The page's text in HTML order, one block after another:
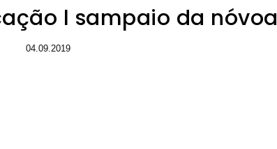
l sampaio da nóvoa
04.09.2019